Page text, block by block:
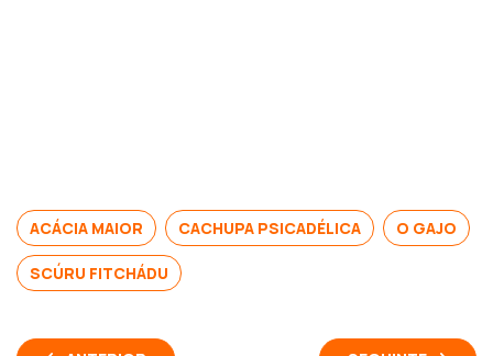
ACÁCIA MAIOR CACHUPA PSICADÉLICA O GAJO
SCÚRU FITCHÁDU